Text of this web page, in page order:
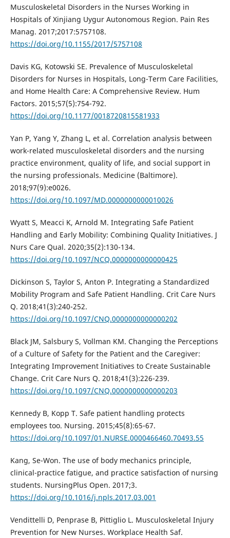
Musculoskeletal Disorders in the Nurses Working in
Hospitals of Xinjiang Uygur Autonomous Region. Pain Res
Manag. 2017;2017:5757108.
https://doi.org/10.1155/2017/5757108
Davis KG, Kotowski SE. Prevalence of Musculoskeletal
Disorders for Nurses in Hospitals, Long-Term Care Facilities,
and Home Health Care: A Comprehensive Review. Hum
Factors. 2015;57(5):754-792.
https://doi.org/10.1177/0018720815581933
Yan P, Yang Y, Zhang L, et al. Correlation analysis between
work-related musculoskeletal disorders and the nursing
practice environment, quality of life, and social support in
the nursing professionals. Medicine (Baltimore).
2018;97(9):e0026.
https://doi.org/10.1097/MD.0000000000010026
Wyatt S, Meacci K, Arnold M. Integrating Safe Patient
Handling and Early Mobility: Combining Quality Initiatives. J
Nurs Care Qual. 2020;35(2):130-134.
https://doi.org/10.1097/NCQ.0000000000000425
Dickinson S, Taylor S, Anton P. Integrating a Standardized
Mobility Program and Safe Patient Handling. Crit Care Nurs
Q. 2018;41(3):240-252.
https://doi.org/10.1097/CNQ.0000000000000202
Black JM, Salsbury S, Vollman KM. Changing the Perceptions
of a Culture of Safety for the Patient and the Caregiver:
Integrating Improvement Initiatives to Create Sustainable
Change. Crit Care Nurs Q. 2018;41(3):226-239.
https://doi.org/10.1097/CNQ.0000000000000203
Kennedy B, Kopp T. Safe patient handling protects
employees too. Nursing. 2015;45(8):65-67.
https://doi.org/10.1097/01.NURSE.0000466460.70493.55
Kang, Se-Won. The use of body mechanics principle,
clinical-practice fatigue, and practice satisfaction of nursing
students. NursingPlus Open. 2017;3.
https://doi.org/10.1016/j.npls.2017.03.001
Vendittelli D, Penprase B, Pittiglio L. Musculoskeletal Injury
Prevention for New Nurses. Workplace Health Saf.